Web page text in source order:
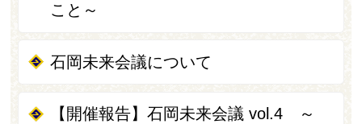
こと～
石岡未来会議について
【開催報告】石岡未来会議 vol.4 ～